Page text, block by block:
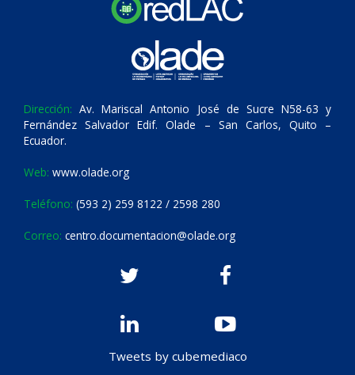
Dirección: Av. Mariscal Antonio José de Sucre N58-63 y
Fernández Salvador Edif. Olade – San Carlos, Quito –
Ecuador.
Web: www.olade.org
Teléfono: (593 2) 259 8122 / 2598 280
Correo: centro.documentacion@olade.org
Tweets by cubemediaco